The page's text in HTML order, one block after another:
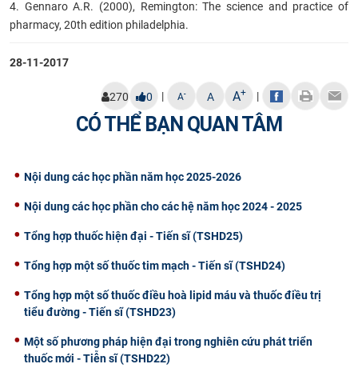
4. Gennaro A.R. (2000), Remington: The science and practice of
pharmacy, 20th edition philadelphia.
28-11-2017
270 0 | A- A A+ |
CÓ THỂ BẠN QUAN TÂM
Nội dung các học phần năm học 2025-2026
Nội dung các học phần cho các hệ năm học 2024 - 2025
Tổng hợp thuốc hiện đại - Tiến sĩ (TSHD25)
Tổng hợp một số thuốc tim mạch - Tiến sĩ (TSHD24)
Tổng hợp một số thuốc điều hoà lipid máu và thuốc điều trị
tiểu đường - Tiến sĩ (TSHD23)
Một số phương pháp hiện đại trong nghiên cứu phát triển
thuốc mới - Tiễn sĩ (TSHD22)